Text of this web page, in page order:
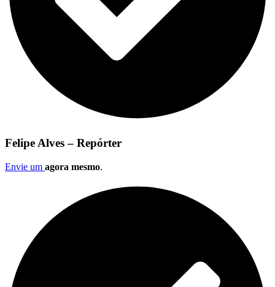
Felipe Alves – Repórter
Envie um agora mesmo.